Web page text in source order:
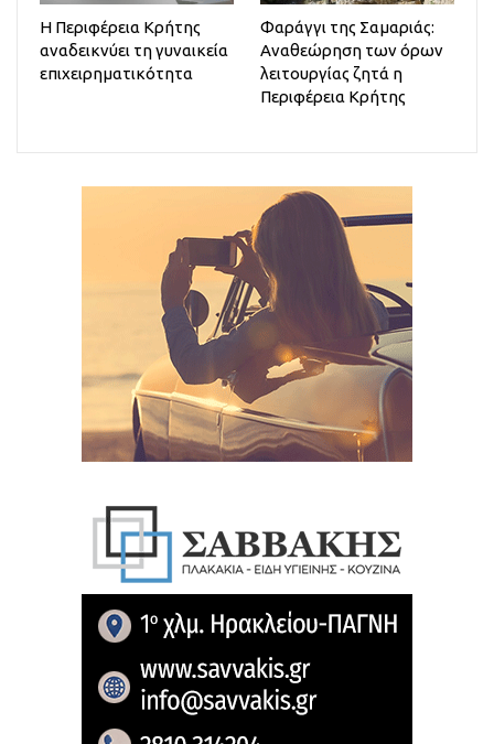
Η Περιφέρεια Κρήτης
αναδεικνύει τη γυναικεία
επιχειρηματικότητα
Φαράγγι της Σαμαριάς:
Αναθεώρηση των όρων
λειτουργίας ζητά η
Περιφέρεια Κρήτης